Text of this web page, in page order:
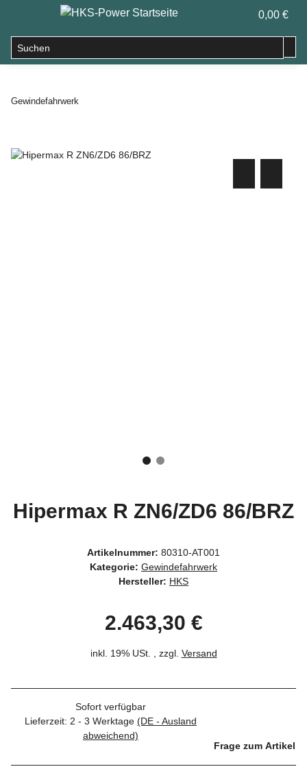
0,00 €
Gewindefahrwerk
Hipermax R ZN6/ZD6 86/BRZ
Artikelnummer: 80310-AT001
Kategorie: Gewindefahrwerk
Hersteller: HKS
2.463,30 €
inkl. 19% USt. , zzgl. Versand
Sofort verfügbar
Lieferzeit: 2 - 3 Werktage (DE - Ausland
abweichend)
Frage zum Artikel